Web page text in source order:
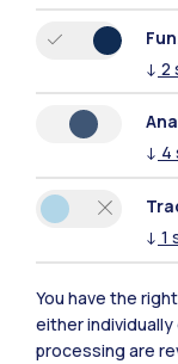
↓ 2
↓ 4
↓ 1
You have the
either
processing are